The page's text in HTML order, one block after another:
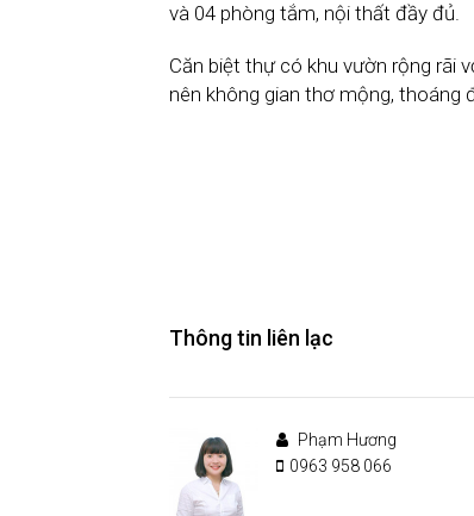
và 04 phòng tắm, nội thất đầy đủ.
Căn biệt thự có khu vườn rộng rãi
nên không gian thơ mộng, thoáng
Thông tin liên lạc
Phạm Hương
0963 958 066